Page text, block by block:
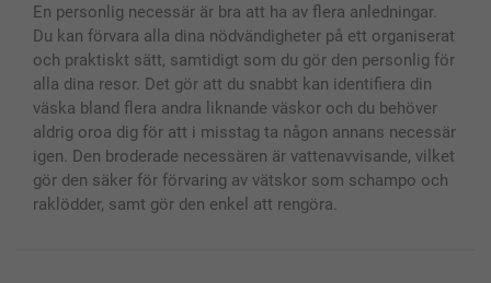
Fotoalmanackor & Fotoagenda
Fotoramar & Tillbehör
Presentkort
Alla fotoprodukter
Investor Relations
Status på beställningar
En personlig necessär är bra att ha av flera anledningar.
Du kan förvara alla dina nödvändigheter på ett organiserat
och praktiskt sätt, samtidigt som du gör den personlig för
alla dina resor. Det gör att du snabbt kan identifiera din
väska bland flera andra liknande väskor och du behöver
aldrig oroa dig för att i misstag ta någon annans necessär
igen. Den broderade necessären är vattenavvisande, vilket
gör den säker för förvaring av vätskor som schampo och
raklödder, samt gör den enkel att rengöra.